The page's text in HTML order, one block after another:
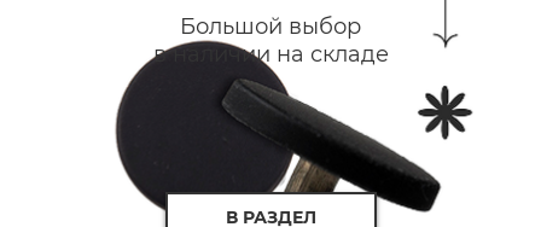
Большой выбор
в наличии на складе
В РАЗДЕЛ